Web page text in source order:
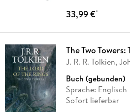
33,99 €*
The Two
J. R. R. Tolkien,
Buch (gebunden)
Sprache: Englisch
Sofort lieferbar